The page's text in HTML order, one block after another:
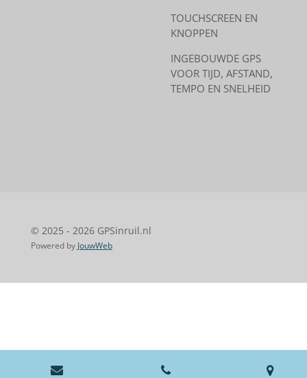
TOUCHSCREEN EN
KNOPPEN
INGEBOUWDE GPS
VOOR TIJD, AFSTAND,
TEMPO EN SNELHEID
© 2025 - 2026 GPSinruil.nl
Powered by JouwWeb